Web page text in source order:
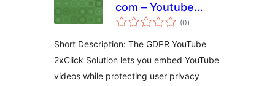
com – Youtube
2xClick Solution
(0totaal
waarderingen
)
Short Description: The GDPR YouTube
2xClick Solution lets you embed YouTube
videos while protecting user privacy